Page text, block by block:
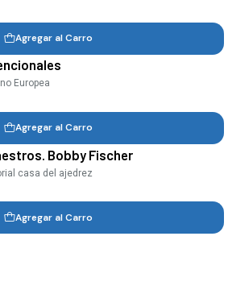
Agregar al Carro
Europea
Agregar al Carro
Bobby Fischer
casa del ajedrez
Agregar al Carro